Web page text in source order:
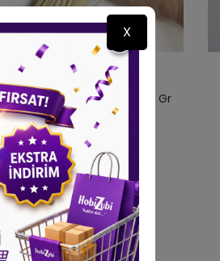
Doğal Bambu Çubuk 100 Gr
- 2mm Örgü Rattan İp
250,00 TL
X